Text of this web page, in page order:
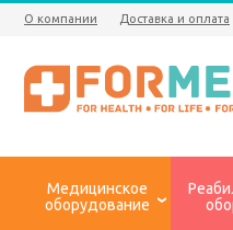
О компании Доставка и оплата
Медицинское
оборудование